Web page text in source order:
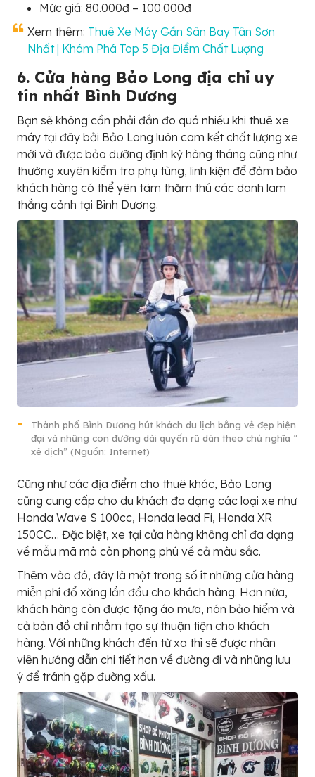
Mức giá: 80.000đ – 100.000đ
Xem thêm: Thuê Xe Máy Gần Sân Bay Tân Sơn
Nhất | Khám Phá Top 5 Địa Điểm Chất Lượng
6. Cửa hàng Bảo Long địa chỉ uy
tín nhất Bình Dương
Bạn sẽ không cần phải đắn đo quá nhiều khi thuê xe
máy tại đây bởi Bảo Long luôn cam kết chất lượng xe
mới và được bảo dưỡng định kỳ hàng tháng cũng như
thường xuyên kiểm tra phụ tùng, linh kiện để đảm bảo
khách hàng có thể yên tâm thăm thú các danh lam
thắng cảnh tại Bình Dương.
Thành phố Bình Dương hút khách du lịch bằng vẻ đẹp hiện
đại và những con đường dài quyến rũ dân theo chủ nghĩa ”
xê dịch” (Nguồn: Internet)
Cũng như các địa điểm cho thuê khác, Bảo Long
cũng cung cấp cho du khách đa dạng các loại xe như
Honda Wave S 100cc, Honda lead Fi, Honda XR
150CC… Đặc biệt, xe tại cửa hàng không chỉ đa dạng
về mẫu mã mà còn phong phú về cả màu sắc.
Thêm vào đó, đây là một trong số ít những cửa hàng
miễn phí đổ xăng lần đầu cho khách hàng. Hơn nữa,
khách hàng còn được tặng áo mưa, nón bảo hiểm và
cả bản đồ chỉ nhằm tạo sự thuận tiện cho khách
hàng. Với những khách đến từ xa thì sẽ được nhân
viên hướng dẫn chi tiết hơn về đường đi và những lưu
ý để tránh gặp đường xấu.